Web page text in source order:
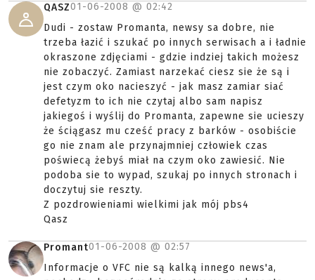
QASZ01-06-2008 @ 02:42
Dudi - zostaw Promanta, newsy sa dobre, nie
trzeba łazić i szukać po innych serwisach a i ładnie
okraszone zdjęciami - gdzie indziej takich możesz
nie zobaczyć. Zamiast narzekać ciesz sie że są i
jest czym oko nacieszyć - jak masz zamiar siać
defetyzm to ich nie czytaj albo sam napisz
jakiegoś i wyślij do Promanta, zapewne sie ucieszy
że ściągasz mu cześć pracy z barków - osobiście
go nie znam ale przynajmniej człowiek czas
poświecą żebyś miał na czym oko zawiesić. Nie
podoba sie to wypad, szukaj po innych stronach i
doczytuj sie reszty.
Z pozdrowieniami wielkimi jak mój pbs4
Qasz
Promant01-06-2008 @ 02:57
Informacje o VFC nie są kalką innego news'a,